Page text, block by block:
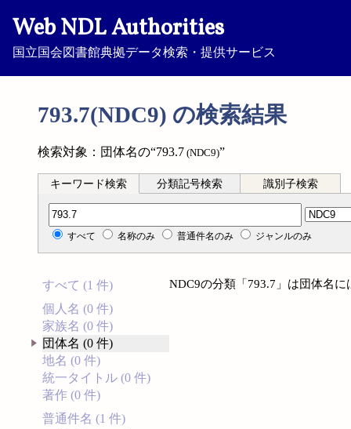
Web NDL Authorities
国立国会図書館典拠データ検索・提供サービス
793.7(NDC9) の検索結果
検索対象：団体名の“793.7 (NDC9)”
キーワード検索 分類記号検索 識別子検索
分類記号検索
すべて 名称のみ 普通件名のみ ジャンルのみ
すべて (1 件)
個人名 (0 件)
家族名 (0 件)
団体名 (0 件)
地名 (0 件)
統一タイトル (0 件)
著作 (0 件)
普通件名 (1 件)
NDC9の分類「793.7」は団体名